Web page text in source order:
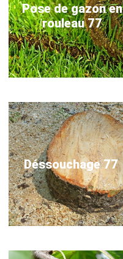
Pose de gazon en
rouleau 77
Déssouchage 77